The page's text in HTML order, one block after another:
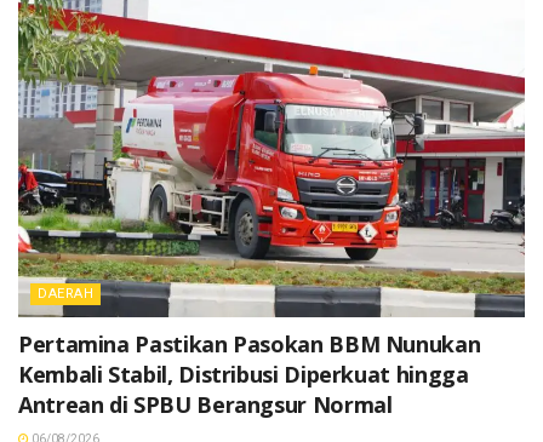
DAERAH
Pertamina Pastikan Pasokan BBM Nunukan
Kembali Stabil, Distribusi Diperkuat hingga
Antrean di SPBU Berangsur Normal
06/08/2026